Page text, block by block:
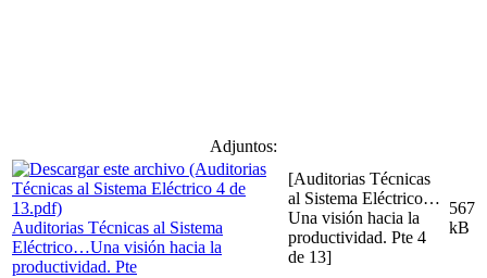
Adjuntos:
Auditorias Técnicas al Sistema
Eléctrico…Una visión hacia la
productividad. Pte
[Auditorias Técnicas
al Sistema Eléctrico…
Una visión hacia la
productividad. Pte 4
de 13]
567
kB